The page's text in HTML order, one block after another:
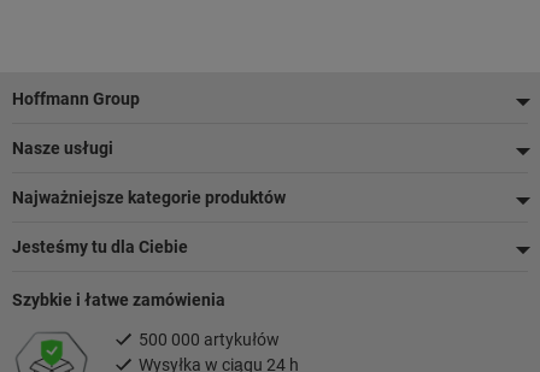
Stopka
Hoffmann Group
Nasze usługi
Najważniejsze kategorie produktów
Jesteśmy tu dla Ciebie
Szybkie i łatwe zamówienia
500 000 artykułów
Wysyłka w ciągu 24 h